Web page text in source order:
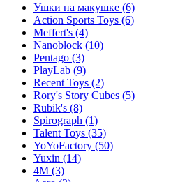
Ушки на макушке (6)
Action Sports Toys (6)
Meffert's (4)
Nanoblock (10)
Pentago (3)
PlayLab (9)
Recent Toys (2)
Rory's Story Cubes (5)
Rubik's (8)
Spirograph (1)
Talent Toys (35)
YoYoFactory (50)
Yuxin (14)
4M (3)